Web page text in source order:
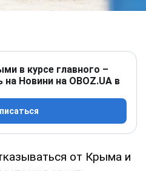
в курсе главного –
Новини на OBOZ.UA в
от Крыма и